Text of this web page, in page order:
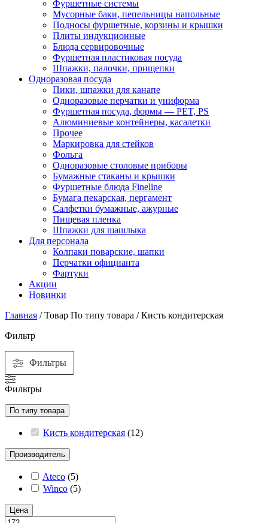
Фуршетные системы
Мусорные баки, пепельницы напольные
Подносы фуршетные, корзины и крышки
Плиты индукционные
Блюда сервировочные
Фуршетная пластиковая посуда
Шпажки, палочки, прищепки
Одноразовая посуда
Пики, шпажки для канапе
Одноразовые перчатки и униформа
Фуршетная посуда, формы — PET, PS
Алюминиевые контейнеры, касалетки
Прочее
Маркировка для стейков
Фольга
Одноразовые столовые приборы
Бумажные стаканы и крышки
Фуршетные блюда Fineline
Бумага пекарская, пергамент
Салфетки бумажные, ажурные
Пищевая пленка
Шпажки для шашлыка
Для персонала
Колпаки поварские, шапки
Перчатки официанта
Фартуки
Акции
Новинки
Главная / Товар По типу товара / Кисть кондитерская
Фильтр
Фильтры
Фильтры
По типу товара
Кисть кондитерская (12)
Производитель
Ateco (5)
Winco (5)
Цена